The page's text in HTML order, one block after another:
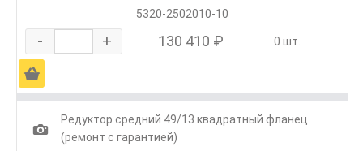
5320-2502010-10
- + 130 410 ₽ 0 шт.
Ä
1
Редуктор средний 49/13 квадратный фланец
(ремонт с гарантией)